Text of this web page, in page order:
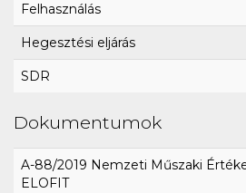
Felhasználás
Hegesztési eljárás
SDR
Dokumentumok
A-88/2019 Nemzeti Műszaki
ELOFIT